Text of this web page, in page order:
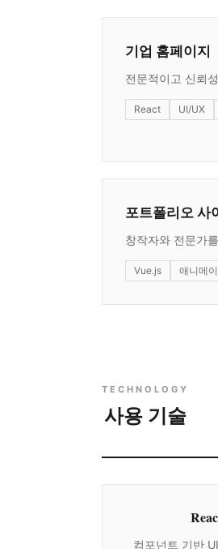
기업 홈페이지
전문적이고 신뢰
React UI/UX
포트폴리오 사
창작자와 전문가
Vue.js 애니메
TECHNOLOGY
사용 기술
컴포넌트 기반